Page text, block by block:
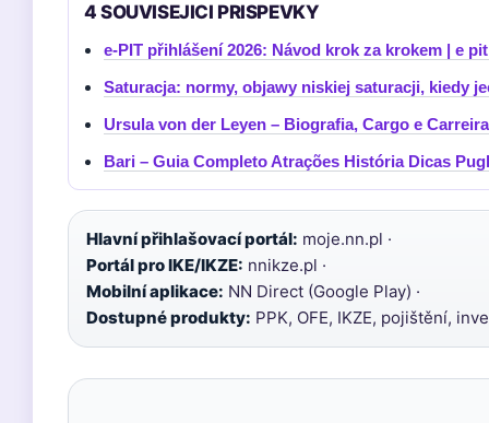
4 SOUVISEJICI PRISPEVKY
e-PIT přihlášení 2026: Návod krok za krokem | e
Saturacja: normy, objawy niskiej saturacji, kiedy
Ursula von der Leyen – Biografia, Cargo e
Bari – Guia Completo Atrações História Dicas
Hlavní přihlašovací portál: moje.nn.pl ·
Portál pro IKE/IKZE: nnikze.pl ·
Mobilní aplikace: NN Direct (Google Play) ·
Dostupné produkty: PPK, OFE, IKZE, pojištění,